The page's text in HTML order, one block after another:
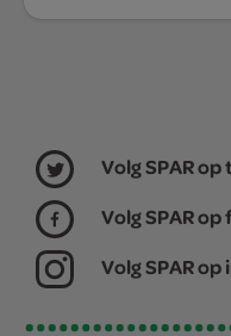
Volg SPAR
Volg SPAR
Volg SPAR